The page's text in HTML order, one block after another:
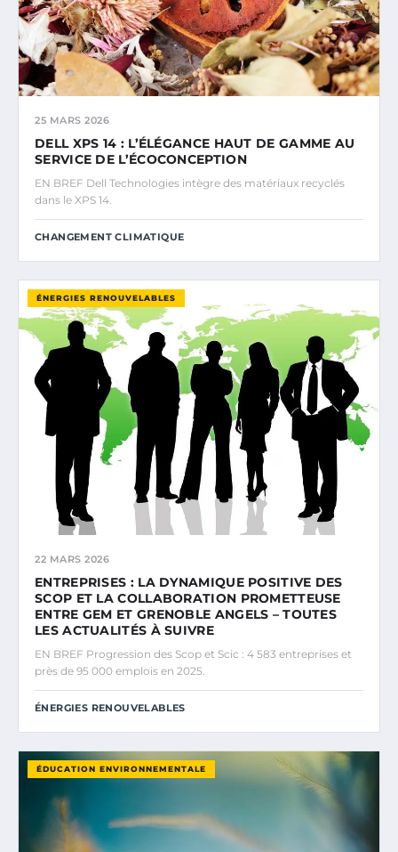
25 MARS 2026
DELL XPS 14 : L’ÉLÉGANCE HAUT DE GAMME AU
SERVICE DE L’ÉCOCONCEPTION
EN BREF Dell Technologies intègre des matériaux recyclés
dans le XPS 14.
CHANGEMENT CLIMATIQUE
ÉNERGIES RENOUVELABLES
22 MARS 2026
ENTREPRISES : LA DYNAMIQUE POSITIVE DES
SCOP ET LA COLLABORATION PROMETTEUSE
ENTRE GEM ET GRENOBLE ANGELS – TOUTES
LES ACTUALITÉS À SUIVRE
EN BREF Progression des Scop et Scic : 4 583 entreprises et
près de 95 000 emplois en 2025.
ÉNERGIES RENOUVELABLES
ÉDUCATION ENVIRONNEMENTALE